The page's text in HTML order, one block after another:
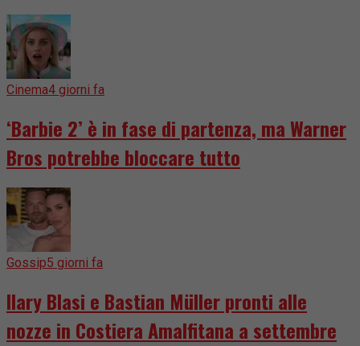
Cinema4 giorni fa
‘Barbie 2’ è in fase di partenza, ma Warner
Bros potrebbe bloccare tutto
Gossip5 giorni fa
Ilary Blasi e Bastian Müller pronti alle
nozze in Costiera Amalfitana a settembre